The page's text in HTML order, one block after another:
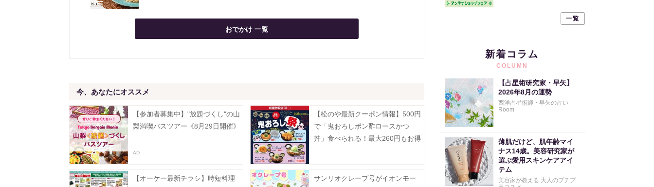
おでかけ 一覧
今、あなたにオススメ
【参加者募集中】"放題づくし"の山
梨満喫バスツアー《8月29日開催》
【松のや最新クーポン情報】500円
で「鬼おろしポン酢ロースかつ
丼」食べられる！最大260円もお得
【オーケー最新チラシ】時短料理
サンリオクレープ号がイオンモー
一覧
新着コラム
COLUMN
【占星術研究家・早矢】
2026年8月の運勢
西洋占星術師・早矢の占い
Room
薄肌だけど、肌年齢マイ
ナス14歳。美容研究家が
選ぶ愛用スキンケアアイ
テム
美容家が教える 大人のプチプ